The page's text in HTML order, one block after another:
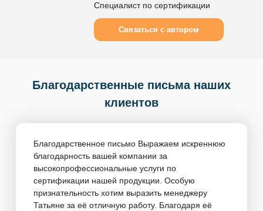
Специалист по сертификации
Связаться с автором
Благодарственные письма наших
клиентов
Благодарственное письмо Выражаем искреннюю
благодарность вашей компании за
высокопрофессиональные услуги по
сертификации нашей продукции. Особую
признательность хотим выразить менеджеру
Татьяне за её отличную работу. Благодаря её